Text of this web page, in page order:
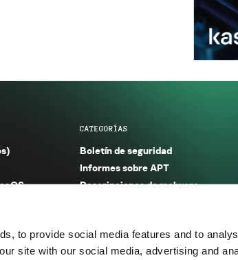
to provide social media features and to
site with our social media, advertising and
CATEGORÍAS
Boletín de seguridad
Informes sobre APT
Descripciones de malware
Informes sobre spam y phishing
Publicaciones